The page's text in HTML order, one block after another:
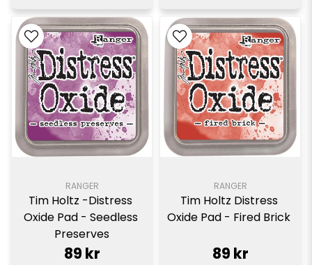
RANGER
Tim Holtz -Distress
Oxide Pad - Seedless
Preserves
89 kr
RANGER
Tim Holtz Distress
Oxide Pad - Fired Brick
89 kr